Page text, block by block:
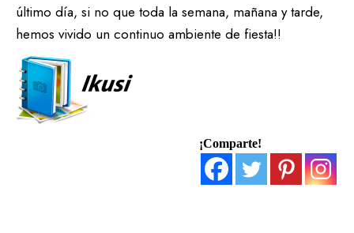
último día, si no que toda la semana, mañana y tarde,
hemos vivido un continuo ambiente de fiesta!!
¡Comparte!